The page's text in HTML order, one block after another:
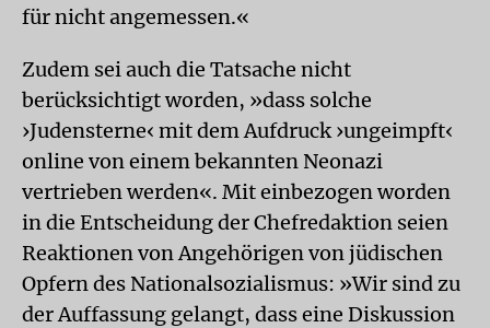
für nicht angemessen.«
Zudem sei auch die Tatsache nicht
berücksichtigt worden, »dass solche
›Judensterne‹ mit dem Aufdruck ›ungeimpft‹
online von einem bekannten Neonazi
vertrieben werden«. Mit einbezogen worden
in die Entscheidung der Chef­redaktion seien
Reaktionen von Angehörigen von jüdischen
Opfern des Nationalsozialismus: »Wir sind zu
der Auffassung gelangt, dass eine Diskussion